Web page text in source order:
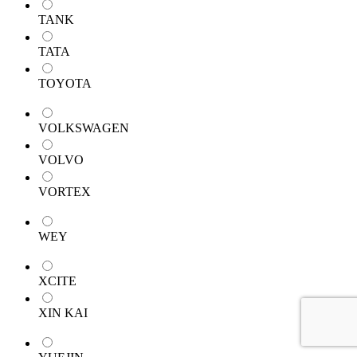
TANK
TATA
TOYOTA
VOLKSWAGEN
VOLVO
VORTEX
WEY
XCITE
XIN KAI